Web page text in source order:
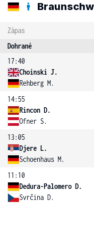
Zápas
Dohrané
17:40
Choinski J.
Rehberg M.
14:55
Rincon D.
Ofner S.
13:05
Djere L.
Schoenhaus M.
11:10
Dedura-Palomero D.
Svrčina D.